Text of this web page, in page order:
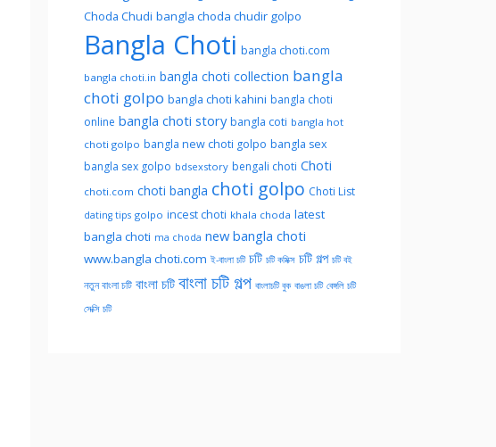
Choda Chudi bangla choda chudir golpo
Bangla Choti bangla choti.com
bangla choti.in bangla choti collection bangla
choti golpo bangla choti kahini bangla choti
online bangla choti story bangla coti bangla hot
choti golpo bangla new choti golpo bangla sex
bangla sex golpo bdsexstory bengali choti Choti
choti.com choti bangla choti golpo Choti List
dating tips golpo incest choti khala choda latest
bangla choti ma choda new bangla choti
www.bangla choti.com ই-বাংলা চটি চটি চটি কমিক্স চটি গল্প চটি বই
নতুন বাংলা চটি বাংলা চটি বাংলা চটি গল্প বাংলাচটি বুক বাঙলা চটি বেঙ্গলি চটি
সেক্সি চটি